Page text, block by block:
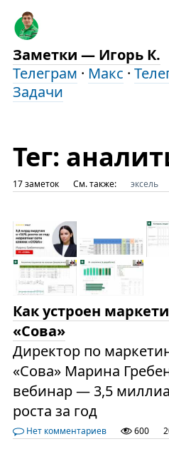
Заметки — Игорь К.
Телеграм · Макс ·
Задачи
Тег:
17 заметок См. также: эксель
Как устроен
«Сова»
Директор по
«Сова» Марина
вебинар — 3,5
роста за год
Нет комментариев 600